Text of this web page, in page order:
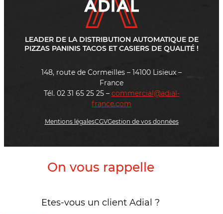
LEADER DE LA DISTRIBUTION AUTOMATIQUE DE
PIZZAS PANINIS TACOS ET CASIERS DE QUALITÉ !
148, route de Cormeilles – 14100 Lisieux –
France
Tél. 02 31 65 25 25 – commercial@adial-
france.com
Mentions légalesCGVGestion de vos données
On vous rappelle
Etes-vous un client Adial ?